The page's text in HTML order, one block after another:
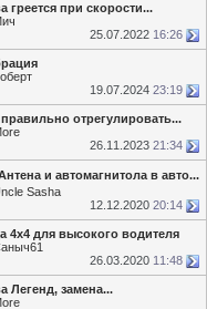
греется при скорости...
25.07.2022 16:26
19.07.2024 23:19
отрегулировать...
26.11.2023 21:34
и автомагнитола в авто...
Sasha
12.12.2020 20:14
4х4 для высокого водителя
26.03.2020 11:48
Легенд, замена...